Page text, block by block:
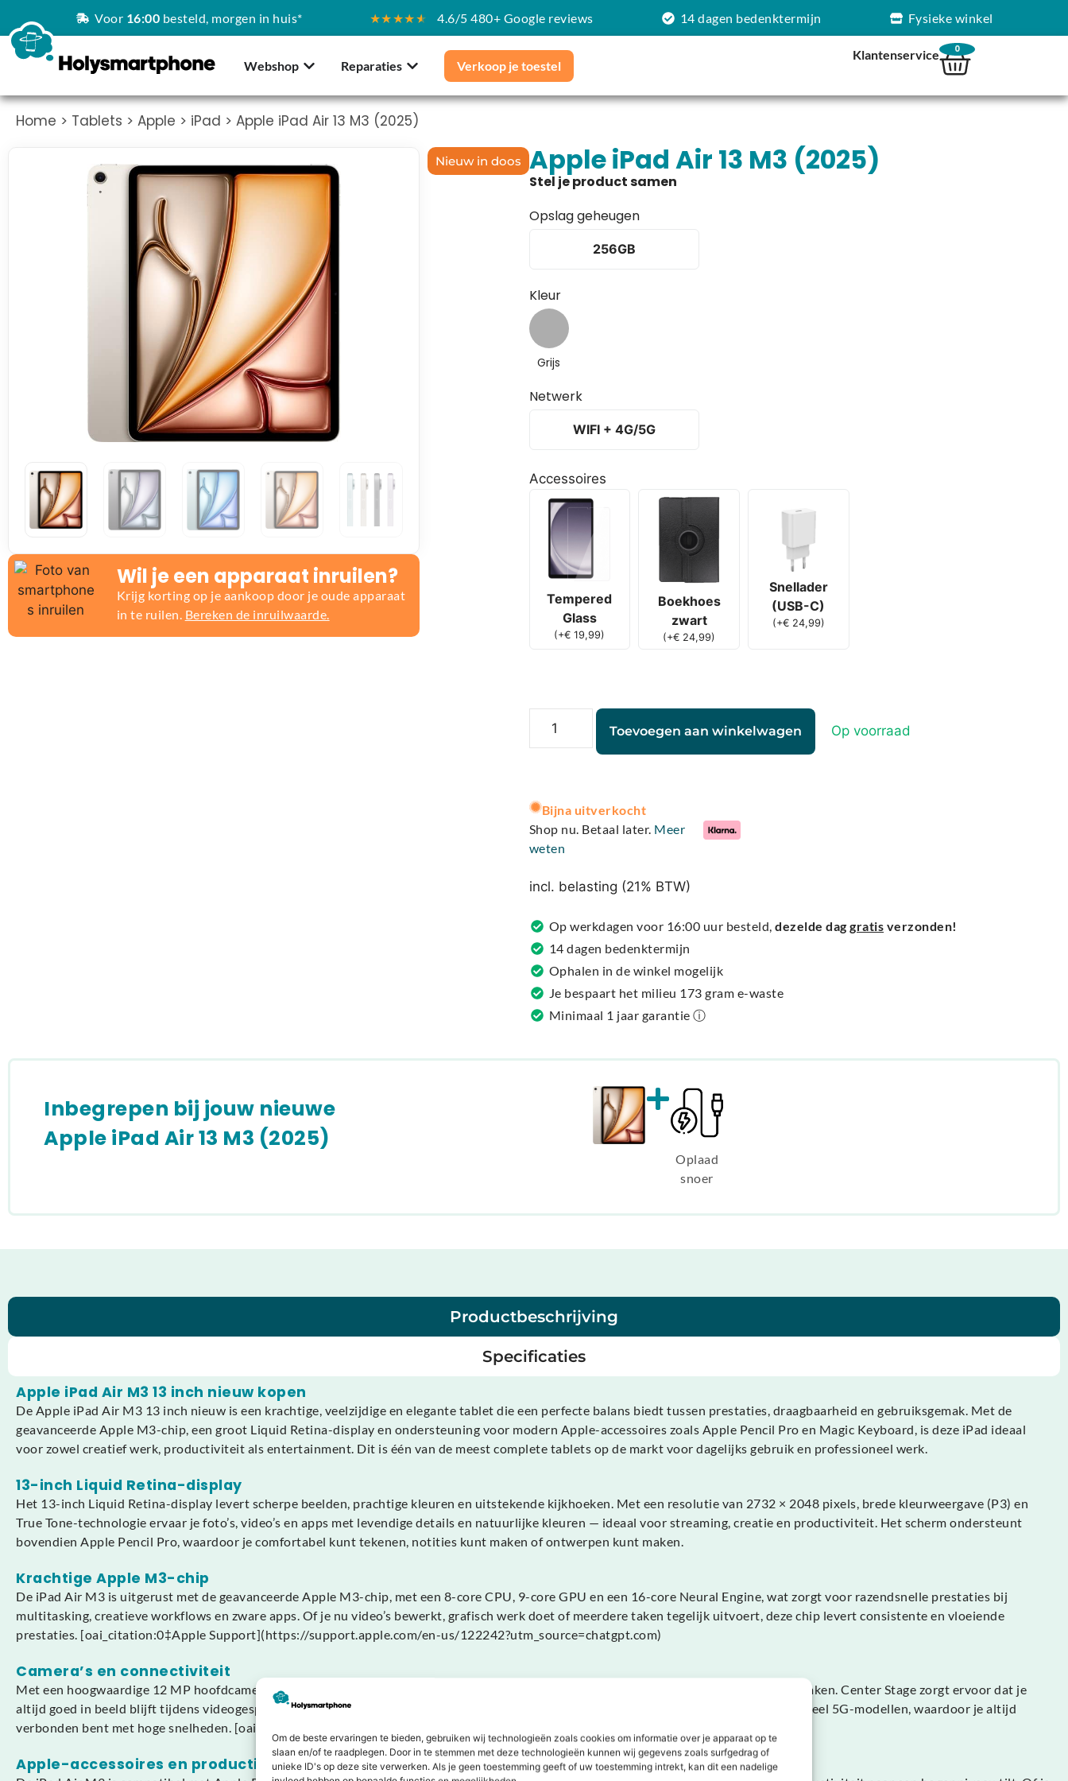
Om de beste ervaringen te bieden, gebruiken wij technologieën zoals cookies om informatie over je apparaat op te
slaan en/of te raadplegen. Door in te stemmen met deze technologieën kunnen wij gegevens zoals surfgedrag of
unieke ID's op deze site verwerken. Als je geen toestemming geeft of uw toestemming intrekt, kan dit een nadelige
Voor 16:00 besteld, morgen in huis* ★★★★★ 4.6/5 480+ Google reviews 14 dagen bedenktermijn Fysieke winkel
Webshop Reparaties Verkoop je toestel
Klantenservice 0
Home > Tablets > Apple > iPad > Apple iPad Air 13 M3 (2025)
Wil je een apparaat inruilen?
Krijg korting op je aankoop door je oude apparaat
in te ruilen. Bereken de inruilwaarde.
Nieuw in doos Apple iPad Air 13 M3 (2025)
Opslag geheugen
256GB
Kleur
Grijs
Netwerk
WIFI + 4G/5G
Accessoires
Tempered
Glass
(+€ 19,99)
Boekhoes
zwart
(+€ 24,99)
Snellader
(USB-C)
(+€24,99)
Toevoegen aan winkelwagen Op voorraad
l
t
n
t
i
v
e
:
Bijna uitverkocht
Shop nu. Betaal later. Meer
weten
incl. belasting (21% BTW)
Op werkdagen voor 16:00 uur besteld,dezelde daggratis verzonden!
14 dagen bedenktermijn
Ophalen in de winkel mogelijk
Je bespaart het milieu 173 gram e-waste
Minimaal 1 jaar garantie ⓘ
Inbegrepen bij jouw nieuwe
Apple iPad Air 13 M3 (2025)
Oplaad
snoer
Productbeschrijving
Specificaties
Apple iPad Air M3 13 inch nieuw kopen
De Apple iPad Air M3 13 inch nieuw is een krachtige, veelzijdige en elegante tablet die een perfecte balans biedt tussen prestaties, draagbaarheid en gebruiksgemak. Met de
geavanceerde Apple M3-chip, een groot Liquid Retina-display en ondersteuning voor modern Apple-accessoires zoals Apple Pencil Pro en Magic Keyboard, is deze iPad ideaal
voor zowel creatief werk, productiviteit als entertainment. Dit is één van de meest complete tablets op de markt voor dagelijks gebruik en professioneel werk.
13-inch Liquid Retina-display
Het 13-inch Liquid Retina-display levert scherpe beelden, prachtige kleuren en uitstekende kijkhoeken. Met een resolutie van 2732 × 2048 pixels, brede kleurweergave (P3) en
True Tone-technologie ervaar je foto’s, video’s en apps met levendige details en natuurlijke kleuren — ideaal voor streaming, creatie en productiviteit. Het scherm ondersteunt
bovendien Apple Pencil Pro, waardoor je comfortabel kunt tekenen, notities kunt maken of ontwerpen kunt maken.
Krachtige Apple M3-chip
De iPad Air M3 is uitgerust met de geavanceerde Apple M3-chip, met een 8-core CPU, 9-core GPU en een 16-core Neural Engine, wat zorgt voor razendsnelle prestaties bij
multitasking, creatieve workflows en zware apps. Of je nu video’s bewerkt, grafisch werk doet of meerdere taken tegelijk uitvoert, deze chip levert consistente en vloeiende
prestaties. [oai_citation:0‡Apple Support](https://support.apple.com/en-us/122242?utm_source=chatgpt.com)
Camera’s en connectiviteit
Met een hoogwaardige 12 MP hoofdcamera en een 12 MP frontcamera met Center Stage kun je scherpe foto’s en vloeiende 4K-video’s maken. Center Stage zorgt ervoor dat je
altijd goed in beeld blijft tijdens videogesprekken. Daarnaast ondersteunt de iPad Air snelle draadloze verbindingen voor Wi-Fi en optioneel 5G-modellen, waardoor je altijd
verbonden bent met hoge snelheden. [oai_citation:1‡Apple](https://www.apple.com/nl/ipad-air/?utm_source=chatgpt.com)
Apple-accessoires en productiviteit